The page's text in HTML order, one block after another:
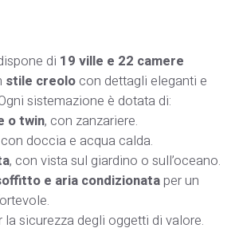
di 19 ville e 22 camere
stile creolocon dettagli eleganti e
sistemazione è dotata di:
o twin, con zanzariere.
con doccia e acqua calda.
, con vista sul giardino o sull’oceano.
e aria condizionataper un
la sicurezza degli oggetti di valore.